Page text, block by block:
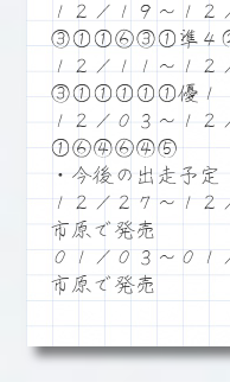
１２／１９～１
③①①⑥③①準４
１２／１１～１
③①①①①①優１
１２／０３～
①⑥④⑥④⑤
・今後の出走予定
１２／２７～
市原で発売
０１／０３～０
市原で発売